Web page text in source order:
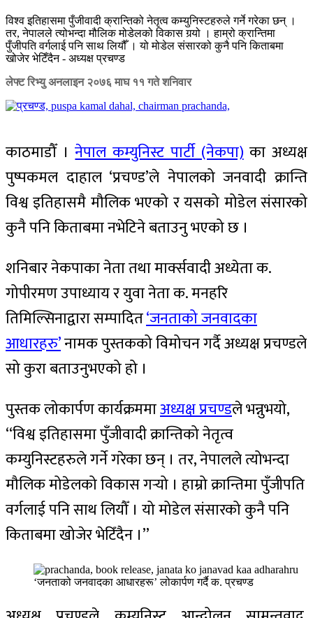
विश्व इतिहासमा पुँजीवादी क्रान्तिको नेतृत्व कम्युनिस्टहरुले गर्ने गरेका छन् ।
तर, नेपालले त्योभन्दा मौलिक मोडेलको विकास गर्‍यो । हाम्रो क्रान्तिमा
पुँजीपति वर्गलाई पनि साथ लियौँ । यो मोडेल संसारको कुनै पनि किताबमा
खोजेर भेटिँदैन - अध्यक्ष प्रचण्ड
लेफ्ट रिभ्यु अनलाइन २०७६ माघ ११ गते शनिवार
काठमाडौँ ।नेपाल कम्युनिस्ट पार्टी (नेकपा)का अध्यक्ष
पुष्पकमल दाहाल ‘प्रचण्ड’ले नेपालको जनवादी क्रान्ति
विश्व इतिहासमै मौलिक भएको र यसको मोडेल संसारको
कुनै पनि किताबमा नभेटिने बताउनु भएको छ ।
शनिबार नेकपाका नेता तथा मार्क्सवादी अध्येता क.
गोपीरमण उपाध्याय र युवा नेता क. मनहरि
तिमिल्सिनाद्वारा सम्पादित‘जनताको जनवादका
आधारहरु’नामक पुस्तकको विमोचन गर्दै अध्यक्ष प्रचण्डले
सो कुरा बताउनुभएको हो ।
पुस्तक लोकार्पण कार्यक्रममाअध्यक्ष प्रचण्डले भन्नुभयो,
‘‘विश्व इतिहासमा पुँजीवादी क्रान्तिको नेतृत्व
कम्युनिस्टहरुले गर्ने गरेका छन् । तर, नेपालले त्योभन्दा
मौलिक मोडेलको विकास गर्‍यो । हाम्रो क्रान्तिमा पुँजीपति
वर्गलाई पनि साथ लियौँ । यो मोडेल संसारको कुनै पनि
किताबमा खोजेर भेटिँदैन ।’’
‘जनताको जनवादका आधारहरू’ लोकार्पण गर्दै क. प्रचण्ड